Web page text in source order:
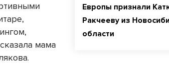
Европы признали
Ракчееву из
области
мама